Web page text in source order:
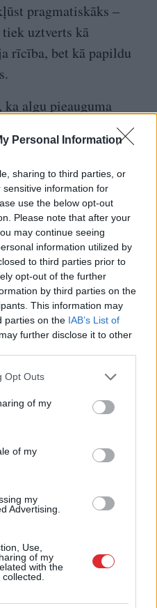
Personal Information
sharing to third parties, or
information for
use the below opt-out
Please note that after your
may continue seeing
information utilized by
to third parties prior to
opt-out of the further
by third parties on the
This information may
parties on the IAB’s List of
further disclose it to other
uses one or more Google
behaviour. You may click to
and its third-party tags to
purposes in below Google
Opt Outs
of my
of my
my
Advertising.
Use,
of my
with the
pragmatiskāks –
uztverts kā
rīcība, bet kā papildu
algu pieauguma
ziņā ir minimāla
noskaņoti ir jaunākie
29 gadiem – tikai
algu pieaugumu, un
arī uz kāpumu virs
sākumposmam, kur
darba maiņa,
konkurence par
algu gaidas kļūst
grupā no 50 līdz 59
negaida nekādu algas
no 60 līdz 74 gadiem
izaugsmes iespējām
arī uz lielāku
sieviešu vidū algu
respondentu īpatsvars.
prognozes lielākā